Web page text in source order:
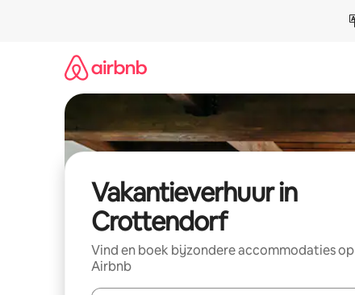
Vakantieverhuur in
Crottendorf
Vind en boek bijzondere accommodaties op
Airbnb